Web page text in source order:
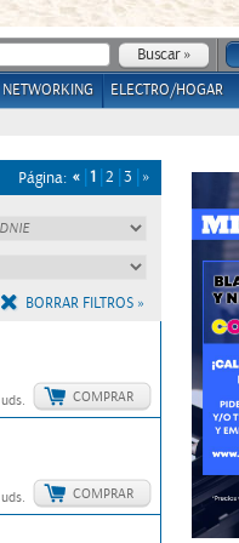
NETWORKING ELECTRO/HOGAR
Página: « 1 2 3 »
BORRAR FILTROS »
uds. COMPRAR
uds. COMPRAR